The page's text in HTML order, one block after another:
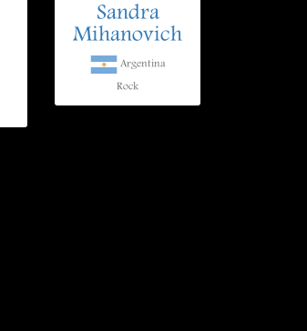
Sandra
Mihanovich
Argentina
Rock